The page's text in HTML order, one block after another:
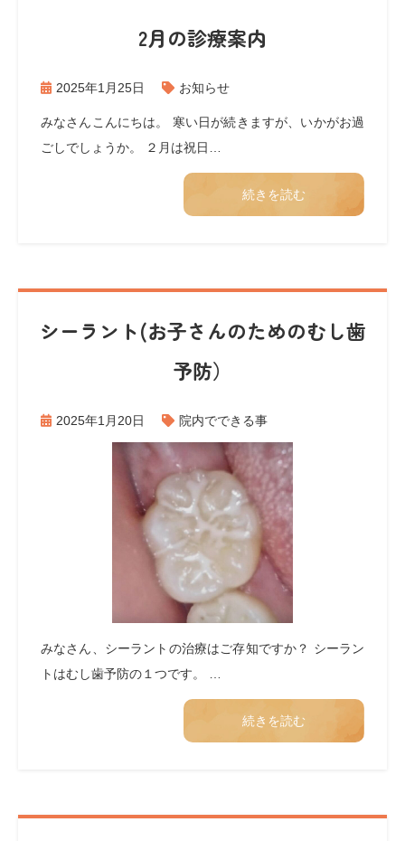
2月の診療案内
2025年1月25日 お知らせ
みなさんこんにちは。 寒い日が続きますが、いかがお過
ごしでしょうか。 ２月は祝日…
続きを読む
シーラント(お子さんのためのむし歯
予防）
2025年1月20日 院内でできる事
みなさん、シーラントの治療はご存知ですか？ シーラン
トはむし歯予防の１つです。 …
続きを読む